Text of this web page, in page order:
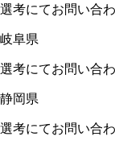
選考にてお問い合
岐阜県
選考にてお問い合
静岡県
選考にてお問い合